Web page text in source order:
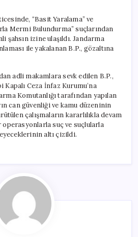
“Basit Yaralama” ve
Mermi Bulundurma” suçlarından
şahsın izine ulaşıldı. Jandarma
ile yakalanan B.P., gözaltına
adli makamlara sevk edilen B.P.,
Kapalı Ceza İnfaz Kurumu’na
Komutanlığı tarafından yapılan
can güvenliği ve kamu düzeninin
çalışmaların kararlılıkla devam
suç ve suçlularla
altı çizildi.